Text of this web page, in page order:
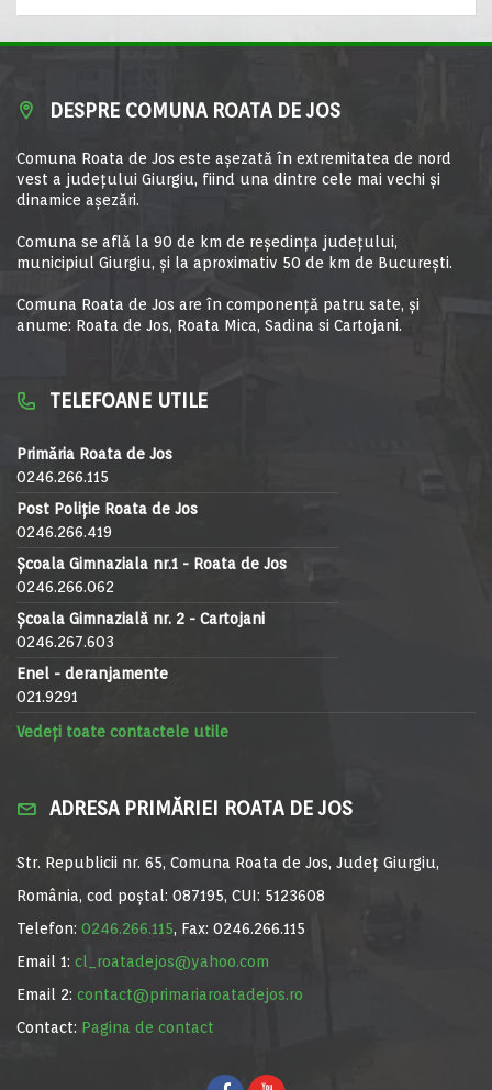
DESPRE COMUNA ROATA DE JOS
Comuna Roata de Jos este aşezată în extremitatea de nord
vest a judeţului Giurgiu, fiind una dintre cele mai vechi şi
dinamice aşezări.
Comuna se află la 90 de km de reşedinţa judeţului,
municipiul Giurgiu, şi la aproximativ 50 de km de Bucureşti.
Comuna Roata de Jos are în componență patru sate, și
anume: Roata de Jos, Roata Mica, Sadina si Cartojani.
TELEFOANE UTILE
Primăria Roata de Jos
0246.266.115
Post Poliție Roata de Jos
0246.266.419
Școala Gimnaziala nr.1 - Roata de Jos
0246.266.062
Școala Gimnazială nr. 2 - Cartojani
0246.267.603
Enel - deranjamente
021.9291
Vedeți toate contactele utile
ADRESA PRIMĂRIEI ROATA DE JOS
Str. Republicii nr. 65, Comuna Roata de Jos, Județ Giurgiu,
România, cod poștal: 087195, CUI: 5123608
Telefon: 0246.266.115, Fax: 0246.266.115
Email 1: cl_roatadejos@yahoo.com
Email 2: contact@primariaroatadejos.ro
Contact: Pagina de contact